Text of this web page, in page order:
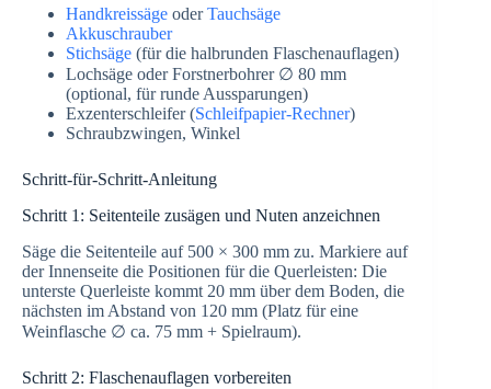
Handkreissäge oderTauchsäge
Akkuschrauber
Stichsäge (für die halbrunden Flaschenauflagen)
Lochsäge oder Forstnerbohrer ∅ 80 mm
(optional, für runde Aussparungen)
Exzenterschleifer (Schleifpapier-Rechner)
Schraubzwingen, Winkel
Schritt-für-Schritt-Anleitung
Schritt 1: Seitenteile zusägen und Nuten anzeichnen
Säge die Seitenteile auf 500 × 300 mm zu. Markiere auf
der Innenseite die Positionen für die Querleisten: Die
unterste Querleiste kommt 20 mm über dem Boden, die
nächsten im Abstand von 120 mm (Platz für eine
Weinflasche ∅ ca. 75 mm + Spielraum).
Schritt 2: Flaschenauflagen vorbereiten